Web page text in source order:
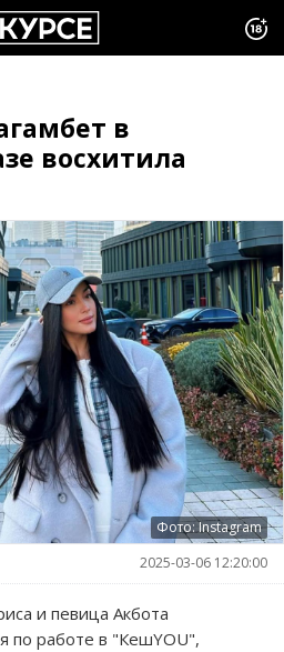
в
восхитила
Фото: Instagram
2025-03-06 12:20:00
и певица Акбота
по работе в "КешYOU",